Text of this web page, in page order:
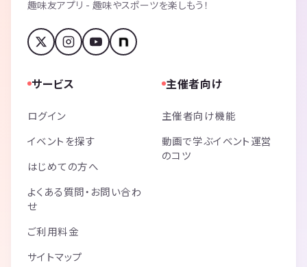
趣味友アプリ - 趣味やスポーツを楽しもう！
サービス
ログイン
イベントを探す
はじめての方へ
よくある質問・お問い合わ
せ
ご利用料金
サイトマップ
主催者向け
主催者向け機能
動画で学ぶイベント運営
のコツ